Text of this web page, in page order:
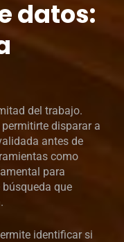
datos:
del trabajo.
disparar a
antes de
como
para
que
identificar si